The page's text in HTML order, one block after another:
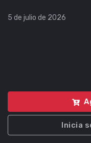
5 de julio de 2026
Inicia